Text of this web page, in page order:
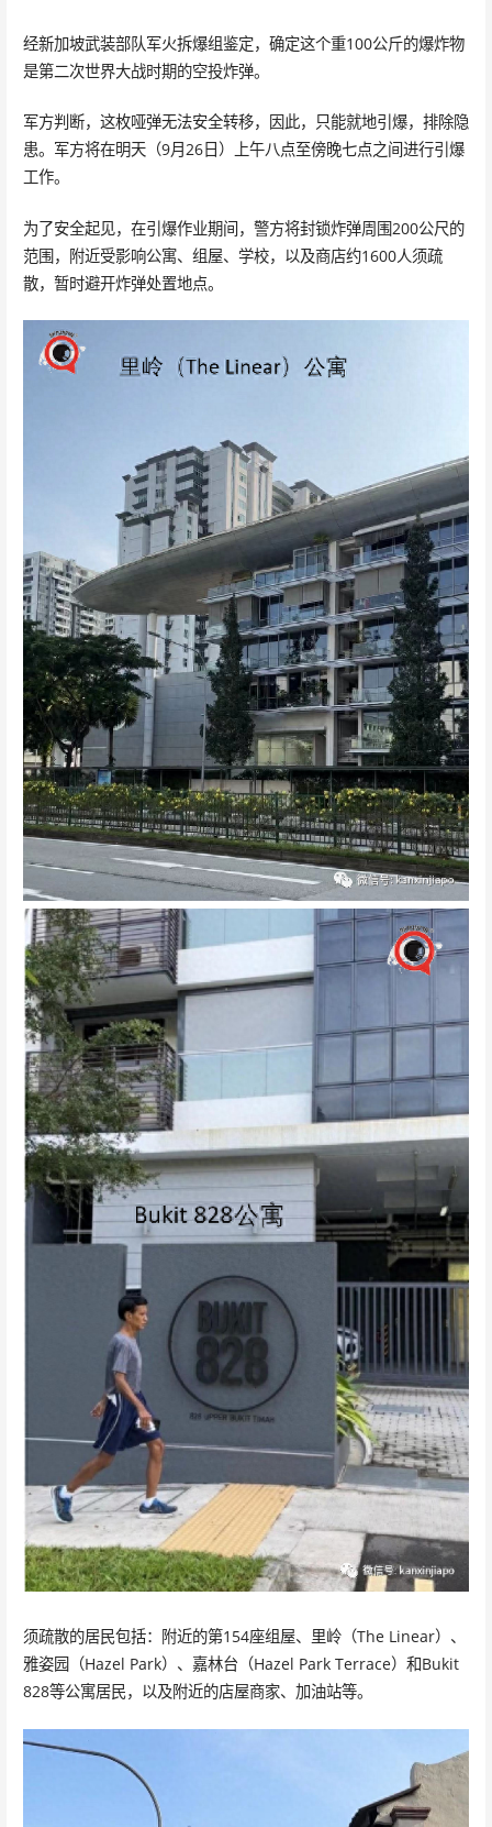
经新加坡武装部队军火拆爆组鉴定，确定这个重100公斤的爆炸物
是第二次世界大战时期的空投炸弹。
军方判断，这枚哑弹无法安全转移，因此，只能就地引爆，排除隐
患。军方将在明天（9月26日）上午八点至傍晚七点之间进行引爆
工作。
为了安全起见，在引爆作业期间，警方将封锁炸弹周围200公尺的
范围，附近受影响公寓、组屋、学校，以及商店约1600人须疏
散，暂时避开炸弹处置地点。
须疏散的居民包括：附近的第154座组屋、里岭（The Linear）、
雅姿园（Hazel Park）、嘉林台（Hazel Park Terrace）和Bukit
828等公寓居民，以及附近的店屋商家、加油站等。